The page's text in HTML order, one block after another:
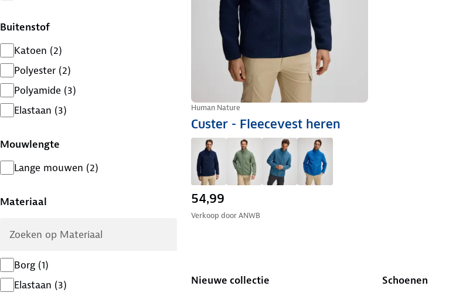
Buitenstof
Katoen (2)
Polyester (2)
Polyamide (3)
Elastaan (3)
Mouwlengte
Lange mouwen (2)
Materiaal
Borg (1)
Elastaan (3)
Human Nature
Custer - Fleecevest heren
54,99
Verkoop doorANWB
Nieuwe collectie
Schoenen